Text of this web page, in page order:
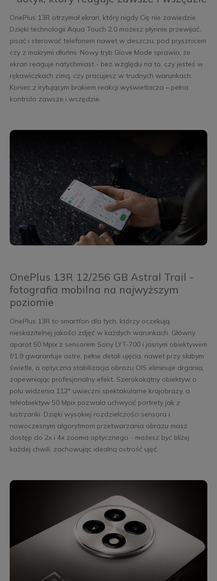
OnePlus 13R otrzymał ekran, który nigdy Cię nie zawiedzie.
Dzięki technologii Aqua Touch 2.0 możesz płynnie przewijać,
pisać i sterować telefonem nawet w deszczu, pod prysznicem
czy z mokrymi dłońmi. Nowy tryb Glove Mode sprawia, że
ekran reaguje natychmiast - bez względu na to, czy jesteś w
rękawiczkach zimą, czy pracujesz w trudnych warunkach.
Koniec z irytującym brakiem reakcji wyświetlacza – pełna
kontrola zawsze i wszędzie.
OnePlus 13R 12/256 GB Astral Trail -
fotografia mobilna na najwyższym
poziomie
OnePlus 13R to smartfon dla tych, którzy oczekują
nieskazitelnej jakości zdjęć w każdych warunkach. Główny
aparat 50 Mpix z sensorem Sony LYT-700 i jasnym obiektywem
f/1.8 gwarantuje ostre, pełne detali ujęcia, nawet przy słabym
świetle, a optyczna stabilizacja obrazu OIS eliminuje drgania,
zapewniając profesjonalny efekt. Szerokokątny obiektyw o
polu widzenia 112° uwieczni spektakularne krajobrazy, a
teleobiektyw 50 Mpix pozwala uchwycić portrety jak z
lustrzanki. Dzięki wysokiej rozdzielczości sensora i
nowoczesnym algorytmom przetwarzania obrazu masz
dostęp do 2x i 4x zooma optycznego - możesz być bliżej
każdej chwili, zachowując idealną ostrość ujęć.